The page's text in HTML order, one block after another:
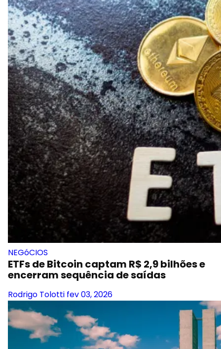
NEGóCIOS
ETFs de Bitcoin captam R$ 2,9 bilhões e
encerram sequência de saídas
Rodrigo Tolotti fev 03, 2026